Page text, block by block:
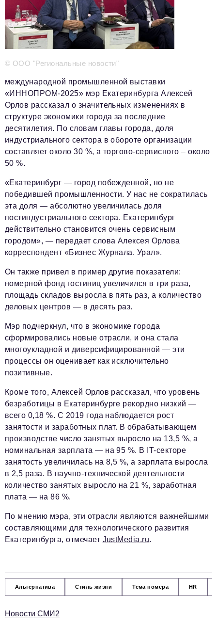
Электронные почты редакции:
Информационный отдел
info@business-magazine.online
reklama@business-magazine.online
Отдел распространения/редакционная подписка
podpiska@business-magazine.online
Отдел по работе с партнерами
partner@business-magazine.online
© ООО "Региональные новости"
международной промышленной выставки
«ИННОПРОМ-2025» мэр Екатеринбурга Алексей
Орлов рассказал о значительных изменениях в
структуре экономики города за последние
десятилетия. По словам главы города, доля
индустриального сектора в обороте организации
составляет около 30 %, а торгово-сервисного – около
50 %.
«Екатеринбург — город побежденной, но не
победившей промышленности. У нас не сократилась
эта доля — абсолютно увеличилась доля
постиндустриального сектора. Екатеринбург
действительно становится очень сервисным
городом», — передает слова Алексея Орлова
корреспондент «Бизнес Журнала. Урал».
Он также привел в пример другие показатели:
номерной фонд гостиниц увеличился в три раза,
площадь складов выросла в пять раз, а количество
деловых центров — в десять раз.
Мэр подчеркнул, что в экономике города
сформировались новые отрасли, и она стала
многоукладной и диверсифицированной — эти
процессы он оценивает как исключительно
позитивные.
Кроме того, Алексей Орлов рассказал, что уровень
безработицы в Екатеринбурге рекордно низкий —
всего 0,18 %. С 2019 года наблюдается рост
занятости и заработных плат. В обрабатывающем
производстве число занятых выросло на 13,5 %, а
номинальная зарплата — на 95 %. В IT-секторе
занятость увеличилась на 8,5 %, а зарплата выросла
в 2,5 раза. В научно-технической деятельности
количество занятых выросло на 21 %, заработная
плата — на 86 %.
По мнению мэра, эти отрасли являются важнейшими
составляющими для технологического развития
Екатеринбурга, отмечает JustMedia.ru.
Альтернатива Стиль жизни Тема номера HR
Новости СМИ2